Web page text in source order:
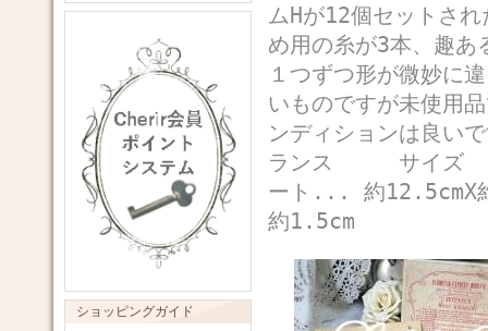
ショッピングガイド
ムHが12個セットさ
め用の糸が3本、趣あ
１つずつ形が微妙に
いものですが未使用
ンディションは良い
ランス サイズ
ート... 約12.5cmX
約1.5cm